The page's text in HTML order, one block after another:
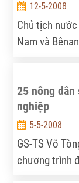
nghiệp”
12-5-2008
Chủ tịch
Nam và
lương thực.
25 nông dân
nghiệp
5-5-2008
GS-TS Võ
chương trình